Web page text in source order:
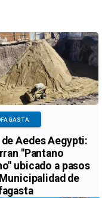
Aedes Aegypti:
"Pantano
ubicado a pasos
de